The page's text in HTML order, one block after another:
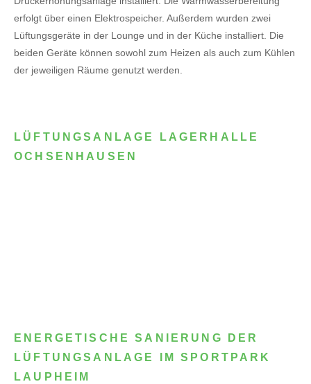
erfolgt über einen Elektrospeicher. Außerdem wurden zwei
Lüftungsgeräte in der Lounge und in der Küche installiert. Die
beiden Geräte können sowohl zum Heizen als auch zum Kühlen
der jeweiligen Räume genutzt werden.
LÜFTUNGSANLAGE LAGERHALLE
OCHSENHAUSEN
ENERGETISCHE SANIERUNG DER
LÜFTUNGSANLAGE IM SPORTPARK
LAUPHEIM